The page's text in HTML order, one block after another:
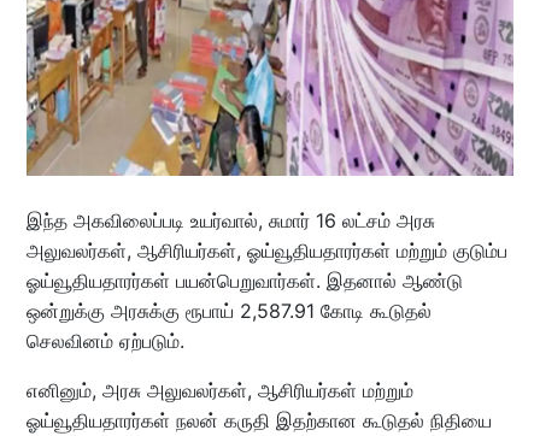
இந்த அகவிலைப்படி உயர்வால், சுமார் 16 லட்சம் அரசு
அலுவலர்கள், ஆசிரியர்கள், ஓய்வூதியதாரர்கள் மற்றும் குடும்ப
ஓய்வூதியதாரர்கள் பயன்பெறுவார்கள். இதனால் ஆண்டு
ஒன்றுக்கு அரசுக்கு ரூபாய் 2,587.91 கோடி கூடுதல்
செலவினம் ஏற்படும்.
எனினும், அரசு அலுவலர்கள், ஆசிரியர்கள் மற்றும்
ஓய்வூதியதாரர்கள் நலன் கருதி இதற்கான கூடுதல் நிதியை